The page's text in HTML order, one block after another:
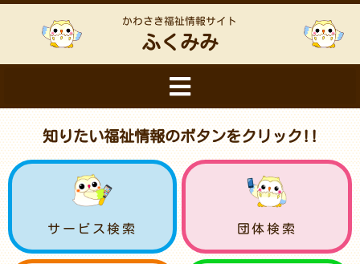
かわさき福祉情報サイト
ふくみみ
知りたい福祉情報のボタンをクリック!!
サービス検索 団体検索